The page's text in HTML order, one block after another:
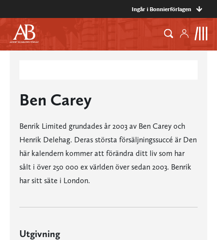
Ingår i Bonnierförlagen
Ben Carey
Benrik Limited grundades år 2003 av Ben Carey och
Henrik Delehag. Deras största försäljningssuccé är Den
här kalendern kommer att förändra ditt liv som har
sålt i över 250 000 ex världen över sedan 2003. Benrik
har sitt säte i London.
Utgivning